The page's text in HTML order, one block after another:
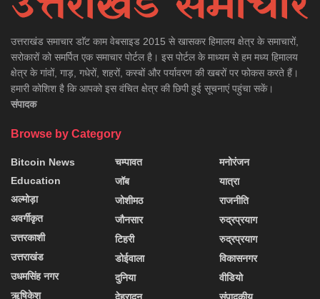
उत्तराखंड समाचार डाॅट काम वेबसाइड 2015 से खासकर हिमालय क्षेत्र के समाचारों,
सरोकारों को समर्पित एक समाचार पोर्टल है। इस पोर्टल के माध्यम से हम मध्य हिमालय
क्षेत्र के गांवों, गाड़, गधेरों, शहरों, कस्बों और पर्यावरण की खबरों पर फोकस करते हैं।
हमारी कोशिश है कि आपको इस वंचित क्षेत्र की छिपी हुई सूचनाएं पहुंचा सकें।
संपादक
Browse by Category
Bitcoin News
Education
अल्मोड़ा
अवर्गीकृत
उत्तरकाशी
उत्तराखंड
उधमसिंह नगर
ऋषिकेश
चम्पावत
जॉब
जोशीमठ
जौनसार
टिहरी
डोईवाला
दुनिया
मनोरंजन
यात्रा
राजनीति
रुद्रप्रयाग
रुद्रप्रयाग
विकासनगर
वीडियो